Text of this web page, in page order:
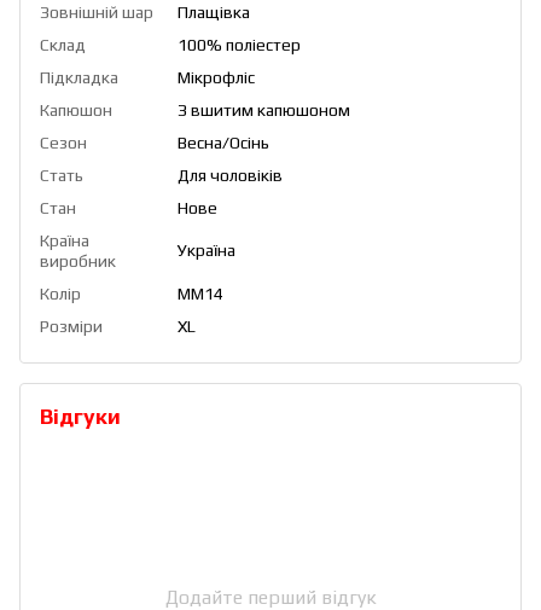
Зовнішній шар
Плащівка
Склад
100% поліестер
Підкладка
Мікрофліс
Капюшон
З вшитим капюшоном
Сезон
Весна/Осінь
Стать
Для чоловіків
Стан
Нове
Країна
виробник
Україна
Колір
ММ14
Розміри
XL
Відгуки
Додайте перший відгук